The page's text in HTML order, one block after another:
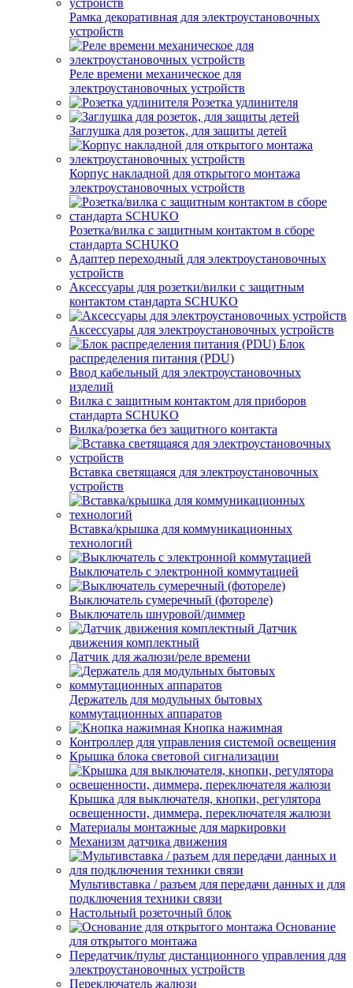
Рамка декоративная для электроустановочных
устройств
Реле времени механическое для
электроустановочных устройств
Розетка удлинителя
Заглушка для розеток, для защиты детей
Корпус накладной для открытого монтажа
электроустановочных устройств
Розетка/вилка с защитным контактом в сборе
стандарта SCHUKO
Адаптер переходный для электроустановочных
устройств
Аксессуары для розетки/вилки с защитным
контактом стандарта SCHUKO
Аксессуары для электроустановочных устройств
Блок
распределения питания (PDU)
Ввод кабельный для электроустановочных
изделий
Вилка с защитным контактом для приборов
стандарта SCHUKO
Вилка/розетка без защитного контакта
Вставка светящаяся для электроустановочных
устройств
Вставка/крышка для коммуникационных
технологий
Выключатель с электронной коммутацией
Выключатель сумеречный (фотореле)
Выключатель шнуровой/диммер
Датчик
движения комплектный
Датчик для жалюзи/реле времени
Держатель для модульных бытовых
коммутационных аппаратов
Кнопка нажимная
Контроллер для управления системой освещения
Крышка блока световой сигнализации
Крышка для выключателя, кнопки, регулятора
освещенности, диммера, переключателя жалюзи
Материалы монтажные для маркировки
Механизм датчика движения
Мультивставка / разъем для передачи данных и для
подключения техники связи
Настольный розеточный блок
Основание
для открытого монтажа
Передатчик/пульт дистанционного управления для
электроустановочных устройств
Переключатель жалюзи